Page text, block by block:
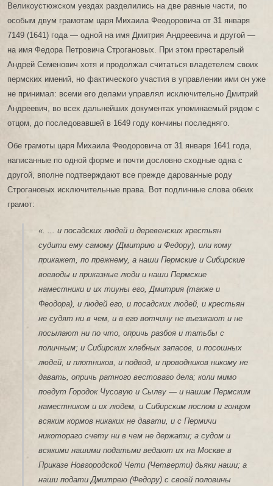
Великоустюжском уездах разделились на две равные части, по
особым двум грамотам царя Михаила Феодоровича от 31 января
7149 (1641) года — одной на имя Дмитрия Андреевича и другой —
на имя Федора Петровича Строгановых. При этом престарелый
Андрей Семенович хотя и продолжал считаться владетелем своих
пермских имений, но фактического участия в управлении ими он уже
не принимал: всеми его делами управлял исключительно Дмитрий
Андреевич, во всех дальнейших документах упоминаемый рядом с
отцом, до последовавшей в 1649 году кончины последняго.
Обе грамоты царя Михаила Феодоровича от 31 января 1641 года,
написанные по одной форме и почти дословно сходные одна с
другой, вполне подтверждают все прежде дарованные роду
Строгановых исключительные права. Вот подлинные слова обеих
грамот:
«. ... и посадских людей и деревенских крестьян
судити ему самому (Дмитрию и Федору), или кому
прикажет, по прежнему, а наши Пермские и Сибирские
воеводы и приказные люди и наши Пермские
наместники и их тиуны его, Дмитрия (также и
Феодора), и людей его, и посадских людей, и крестьян
не судят ни в чем, и в его вотчину не въезжают и не
посылают ни по что, опричь разбоя и татьбы с
поличным; и Сибирских хлебных запасов, и посошных
людей, и плотников, и подвод, и проводников никому не
давать, опричь ратного вестоваго дела; коли мимо
поедут Городок Чусовую и Сылву — и нашим Пермским
наместником и их людем, и Сибирским послом и гонцом
всяким кормов никаких не давати, и с Пермичи
никотораго счету ни в чем не держати; а судом и
всякими нашими податьми ведают их на Москве в
Приказе Новгородской Чети (Четверти) дьяки наши; а
наши подати Дмитрею (Федору) с своей половины